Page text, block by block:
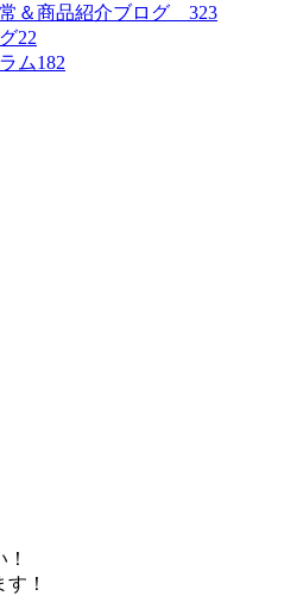
＆商品紹介ブログ 323
22
ム182
！